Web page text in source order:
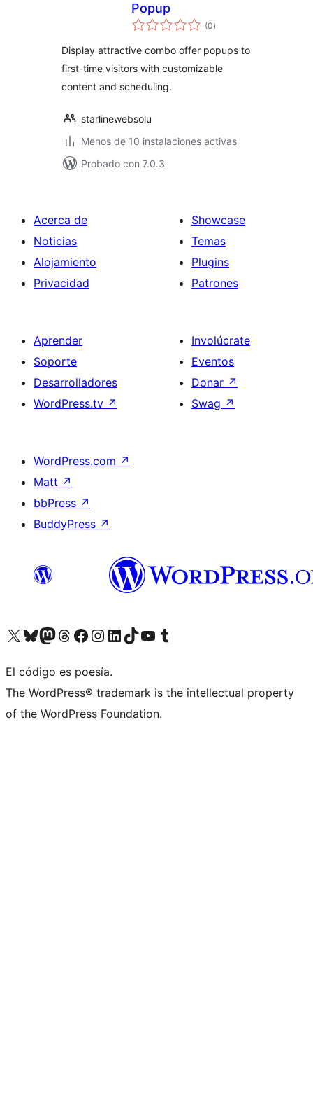
Popup
(0evaluación
total
)
Display attractive combo offer popups to
first-time visitors with customizable
content and scheduling.
starlinewebsolu
Menos de 10 instalaciones activas
Probado con 7.0.3
Acerca de
Noticias
Alojamiento
Privacidad
Showcase
Temas
Plugins
Patrones
Aprender
Soporte
Desarrolladores
WordPress.tv ↗
Involúcrate
Eventos
Donar ↗
Swag ↗
WordPress.com ↗
Matt ↗
bbPress ↗
BuddyPress ↗
Visita nuestra cuenta de X (anteriormente Twitter)
Visita nuestra cuenta de Bluesky
Visita nuestra cuenta de Mastodon
Visita nuestra cuenta de Threads
Visita nuestra página de Facebook
Visita nuestra cuenta de Instagram
Visita nuestra cuenta de LinkedIn
Visita nuestra cuenta de TikTok
Visita nuestro canal de YouTube
Visita nuestra cuenta de Tumblr
El código es poesía.
The WordPress® trademark is the intellectual property
of the WordPress Foundation.